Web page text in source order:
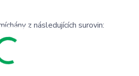
z následujících surovin: